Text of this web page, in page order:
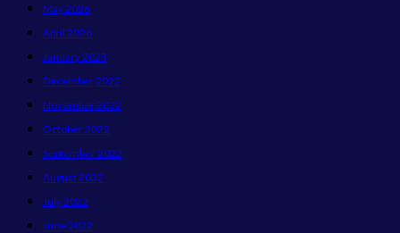
May 2026
April 2026
January 2023
December 2022
November 2022
October 2022
September 2022
August 2022
July 2022
June 2022